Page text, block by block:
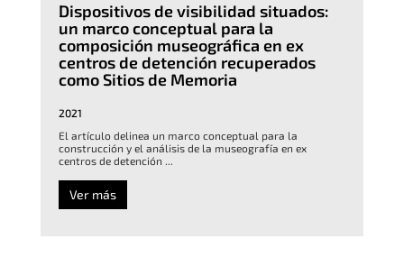
Dispositivos de visibilidad situados:
un marco conceptual para la
composición museográfica en ex
centros de detención recuperados
como Sitios de Memoria
2021
El artículo delinea un marco conceptual para la
construcción y el análisis de la museografía en ex
centros de detención ...
Ver más